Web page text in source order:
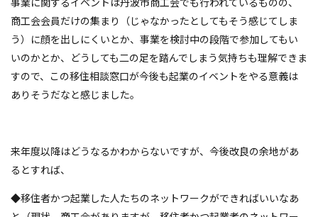
事業に関するイベントは丹波市商工会でも行われているものの、
商工会会員だけの集まり（じゃなかったとしてもそう感じてしま
う）に顔を出しにくいとか、事業を検討中の段階で参加してもい
いのかとか、どうしても二の足を踏んでしまう気持ちも理解できま
すので、この移住相談窓口が今後も起業のイベントをやる意義は
ありそうだなと感じました。
来年度以降はどうなるかわからないですが、今後改良の余地があ
るとすれば、
◆移住者かつ起業した人たちのネットワークができればいいなあ